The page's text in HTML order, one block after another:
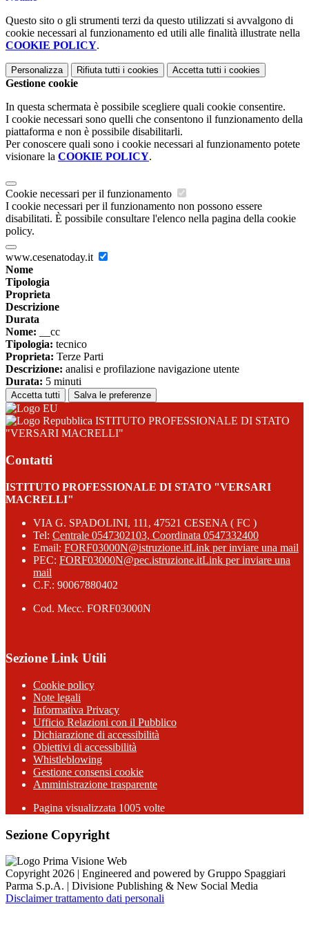
Questo sito o gli strumenti terzi da questo utilizzati si avvalgono di
cookie necessari al funzionamento ed utili alle finalità illustrate nella
COOKIE POLICY.
Personalizza Rifiuta tutti i cookies Accetta tutti i cookies
Gestione cookie
In questa schermata è possibile scegliere quali cookie consentire.
I cookie necessari sono quelli che consentono il funzionamento della
piattaforma e non è possibile disabilitarli.
Per conoscere quali sono i cookie necessari al funzionamento potete
visionare la COOKIE POLICY.
Cookie necessari per il funzionamento
I cookie necessari per il funzionamento non possono essere
disabilitati. È possibile consultare l'elenco nella pagina della cookie
policy.
www.cesenatoday.it
Nome
Tipologia
Proprieta
Descrizione
Durata
Nome: __cc
Tipologia: tecnico
Proprieta: Terze Parti
Descrizione: analisi e profilazione navigazione utente
Durata: 5 minuti
Accetta tutti Salva le preferenze
ISTITUTO PROFESSIONALE DI STATO
"VERSARI MACRELLI"
Contatti
ISTITUTO PROFESSIONALE DI STATO "VERSARI
MACRELLI"
VIA G. SPADOLINI, 111, 47521 CESENA ( FC )
Tel: Centrale 0547302103, Coordinata 0547332400
Email: FORF03000N@istruzione.itLink per inviare una mail
PEC: FORF03000N@pec.istruzione.itLink per inviare una
mail
C.F.: 90067880402
Cod. Mecc. FORF03000N
Sezione Link Utili
Cookie policy
Note legali
Informativa Privacy
Ufficio Relazioni con il Pubblico
Dichiarazione di accessibilità
Obiettivi di accessibilità
Whistleblowing
Gestione consensi cookie
Amministrazione trasparente
Pagina visualizzata 1005 volte
Sezione Copyright
Copyright 2026 | Engineered and powered by Gruppo Spaggiari
Parma S.p.A. | Divisione Publishing & New Social Media
Disclaimer trattamento dati personali